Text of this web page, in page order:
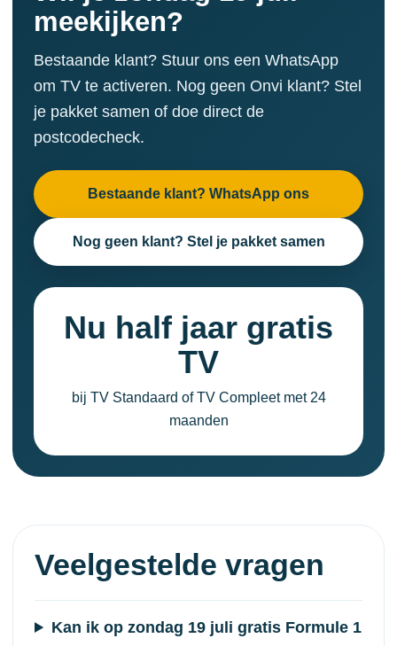
meekijken?
Bestaande klant? Stuur ons een WhatsApp
om TV te activeren. Nog geen Onvi klant? Stel
je pakket samen of doe direct de
postcodecheck.
Bestaande klant? WhatsApp ons
Nog geen klant? Stel je pakket samen
Nu half jaar gratis
TV
bij TV Standaard of TV Compleet met 24
maanden
Veelgestelde vragen
Kan ik op zondag 19 juli gratis Formule 1